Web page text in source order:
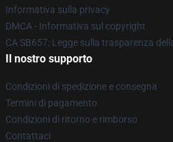
Informativa sulla privacy
DMCA - Informativa sul copyright
CA SB657: Legge sulla trasparenza
Il nostro supporto
Condizioni di spedizione e consegna
Termini di pagamento
Condizioni di ritorno e rimborso
Contattaci